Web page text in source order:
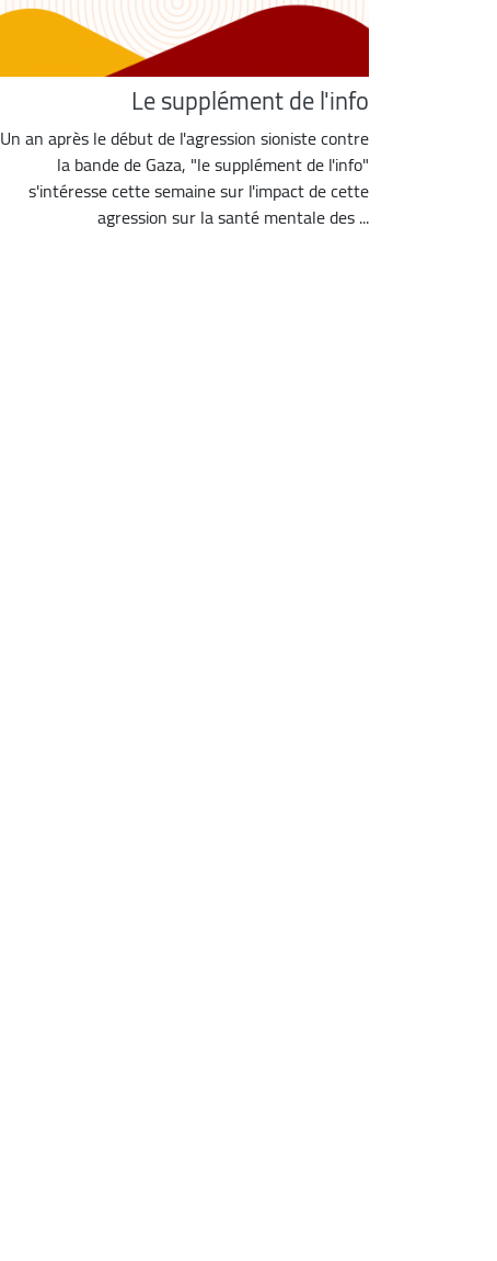
Le supplément de l'info
Un an après le début de l'agression sioniste contre
la bande de Gaza, "le supplément de l'info"
s'intéresse cette semaine sur l'impact de cette
agression sur la santé mentale des ...